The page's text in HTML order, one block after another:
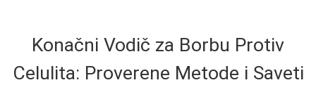
Konačni Vodič za Borbu Protiv
Celulita: Proverene Metode i Saveti